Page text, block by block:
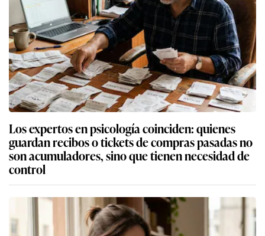
Los expertos en psicología coinciden: quienes
guardan recibos o tickets de compras pasadas no
son acumuladores, sino que tienen necesidad de
control